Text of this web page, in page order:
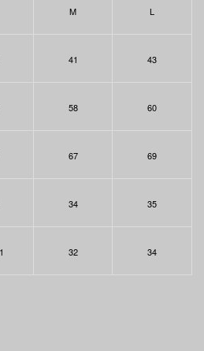
M L
41 43
58 60
67 69
34 35
32 34